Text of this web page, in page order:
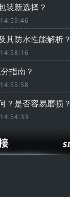
装新选择？
其防水性能解析？
指南？
？是否容易磨损？